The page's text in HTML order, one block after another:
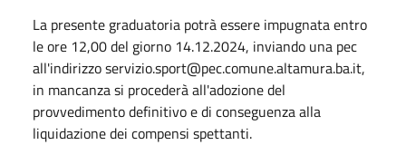
La presente graduatoria potrà essere impugnata entro
le ore 12,00 del giorno 14.12.2024, inviando una pec
all'indirizzo servizio.sport@pec.comune.altamura.ba.it,
in mancanza si procederà all'adozione del
provvedimento definitivo e di conseguenza alla
liquidazione dei compensi spettanti.